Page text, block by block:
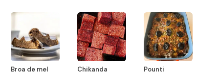
Broa de mel Chikanda Pounti